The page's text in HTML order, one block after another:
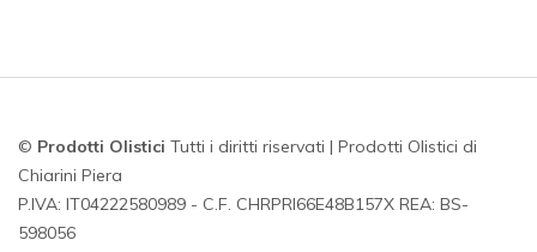
© Prodotti Olistici Tutti i diritti riservati | Prodotti Olistici di
Chiarini Piera
P.IVA: IT04222580989 - C.F. CHRPRI66E48B157X REA: BS-
598056